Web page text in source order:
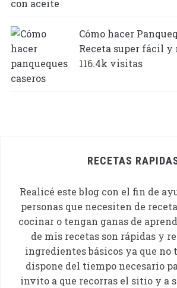
Cómo hacer
Receta super fácil y
116.4k visitas
RECETAS
Realicé este blog con el fin de
personas que necesiten de
cocinar o tengan ganas de
de mis recetas son rápidas y
ingredientes básicos ya que no
dispone del tiempo necesario
invito a que recorras el sitio y a